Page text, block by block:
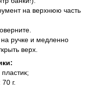
на верхнюю часть
ручке и медленно
верх.
г.